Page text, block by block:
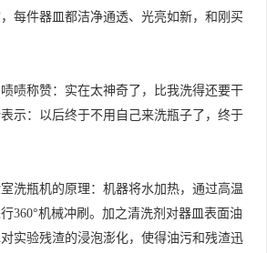
每件器皿都洁净通透、光亮如新，和刚买
啧称赞：实在太神奇了，比我洗得还要干
示：以后终于不用自己来洗瓶子了，终于
洗瓶机的原理：机器将水加热，通过高温
360°机械冲刷。加之清洗剂对器皿表面油
实验残渣的浸泡澎化，使得油污和残渣迅